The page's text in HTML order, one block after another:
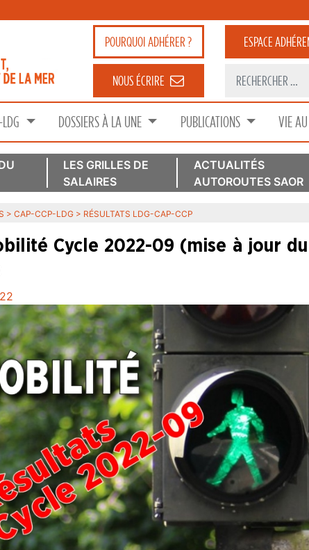
POURQUOIADHÉRER ? ESPACE
NOUS ÉCRIRE
DOSSIERS À LA UNE PUBLICATIONS VIE AU
LES GRILLES DE
SALAIRES
ACTUALITÉS
AUTOROUTES SAOR
> CAP-CCP-LDG > RÉSULTATS LDG-CAP-CCP
Cycle 2022-09 (mise à jour